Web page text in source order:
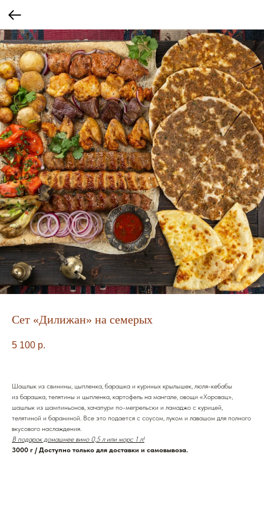
Сет «Дилижан» на семерых
5 100 р.
Шашлык из свинины, цыпленка, барашка и куриных крылышек, люля-кебабы
из барашка, телятины и цыпленка, картофель на мангале, овощи «Хоровац»,
шашлык из шампиньонов, хачапури по-мегрельски и ламаджо с курицей,
телятиной и бараниной. Все это подается с соусом, луком и лавашом для полного
вкусового наслаждения.
В подарок домашнее вино 0,5 л или морс 1 л!
3000 г / Доступно только для доставки и самовывоза.